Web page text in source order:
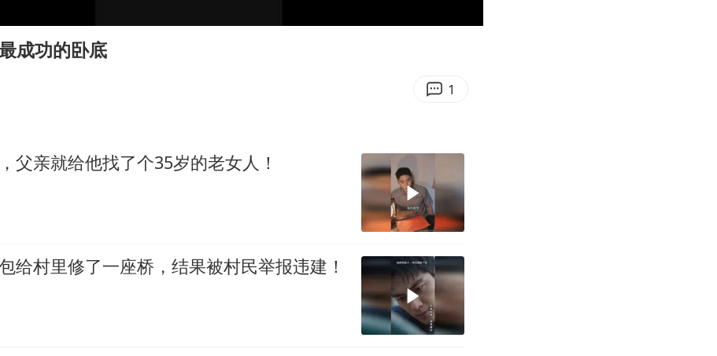
外交部发言人就广岛核爆81周年等答记者问
感觉全东北都在等7号
奋进开新局 实干挑大梁
成功的卧底
1
父亲就给他找了个35岁的老女人！
给村里修了一座桥，结果被村民举报违建！